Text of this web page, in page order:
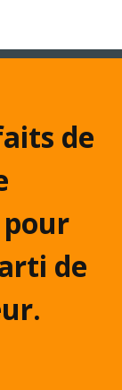
de
de